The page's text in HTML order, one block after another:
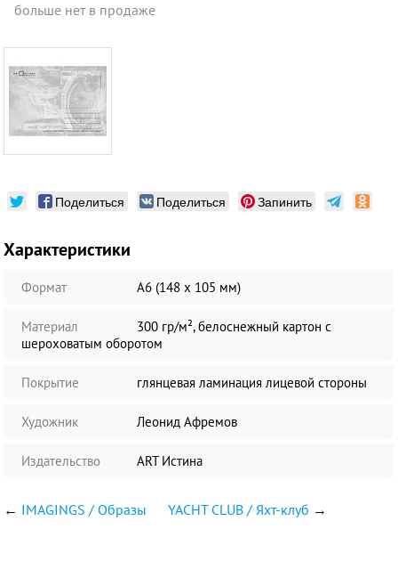
больше нет в продаже
Поделиться Поделиться Запинить
Характеристики
Формат А6 (148 х 105 мм)
Материал
300 гр/м², белоснежный картон с
шероховатым оборотом
Покрытие глянцевая ламинация лицевой стороны
Художник Леонид Афремов
Издательство ART Истина
← IMAGINGS / Образы YACHT CLUB / Яхт-клуб →